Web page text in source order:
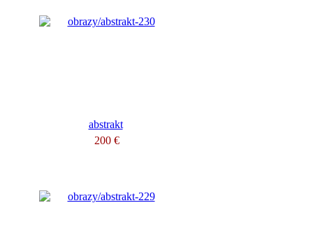
abstrakt
200 €